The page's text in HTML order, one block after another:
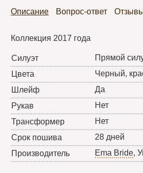
Описание Вопрос-ответ
Коллекция 2017 года
Силуэт
Прямой
Цвета
Черный,
Шлейф
Да
Рукав
Нет
Трансформер
Нет
Срок пошива
28 дней
Производитель
Ema Bride,